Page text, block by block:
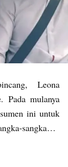
Leona
Pada mulanya
ini untuk
sangka…